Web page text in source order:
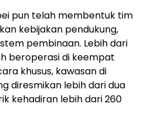
pun telah membentuk tim
kebijakan pendukung,
pembinaan. Lebih dari
beroperasi di keempat
khusus, kawasan di
diresmikan lebih dari dua
kehadiran lebih dari 260